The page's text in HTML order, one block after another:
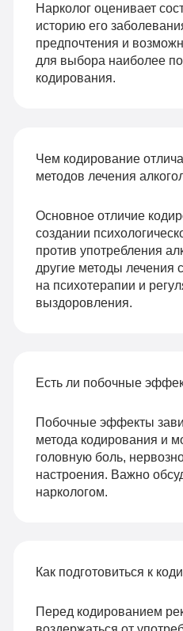
Нарколог оценивает
историю его
предпочтения и
для выбора наиболее
кодирования.
Чем кодирование
методов лечения
Основное отличие
создании
против употребления
другие методы лечения
на психотерапии и
выздоровления.
Есть ли побочные
Побочные эффекты
метода кодирования и
головную боль,
настроения. Важно
наркологом.
Как подготовиться к
Перед кодированием